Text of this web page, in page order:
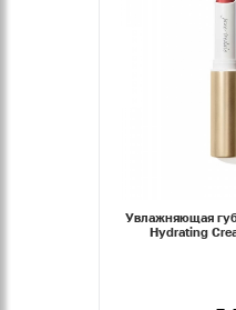
Увлажняющая
Hydrating